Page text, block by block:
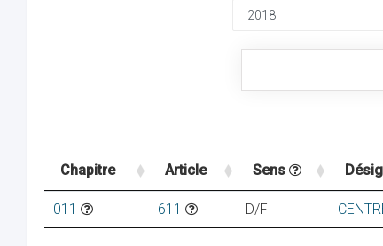
Chapitre Article Sens
011 611 D/F